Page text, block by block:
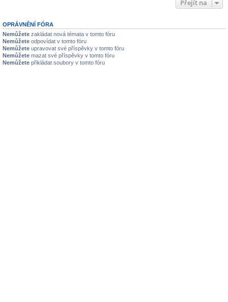
Přejít na
OPRÁVNĚNÍ FÓRA
Nemůžete zakládat nová témata v tomto fóru
Nemůžete odpovídat v tomto fóru
Nemůžete upravovat své příspěvky v tomto fóru
Nemůžete mazat své příspěvky v tomto fóru
Nemůžete přikládat soubory v tomto fóru